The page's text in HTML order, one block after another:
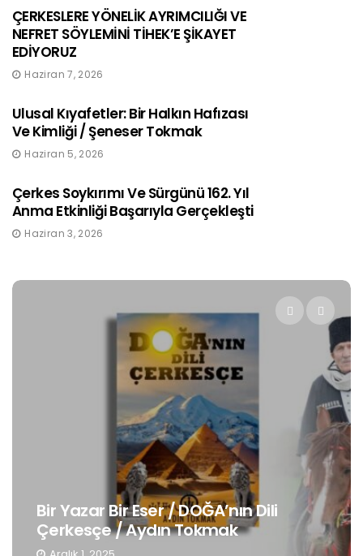
ÇERKESLERE YÖNELİK AYRIMCILIĞI VE
NEFRET SÖYLEMİNİ TİHEK’E ŞİKAYET
EDİYORUZ
Haziran 7, 2026
Ulusal Kıyafetler: Bir Halkın Hafızası
Ve Kimliği / Şeneser Tokmak
Haziran 5, 2026
Çerkes Soykırımı Ve Sürgünü 162. Yıl
Anma Etkinliği Başarıyla Gerçekleşti
Haziran 3, 2026
Bir Yazar Bir Eser / DOĞA’nın Dili
Çerkesçe / Aydın Tokmak